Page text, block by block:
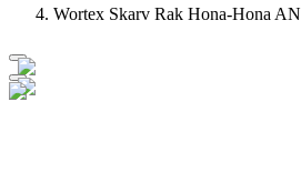
Wortex Skarv Rak Hona-Hona AN